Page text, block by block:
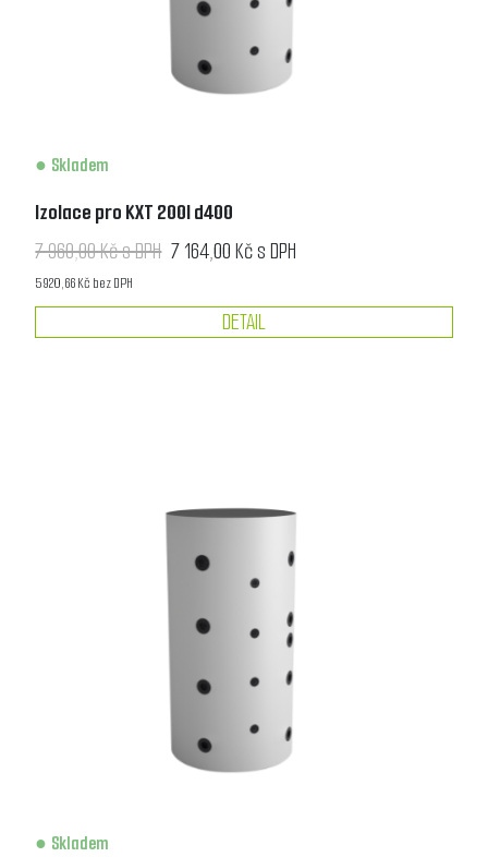
Skladem
Izolace pro KXT 200l d400
7 960,00 Kč s DPH 7 164,00 Kč s DPH
5 920,66 Kč bez DPH
DETAIL
Skladem